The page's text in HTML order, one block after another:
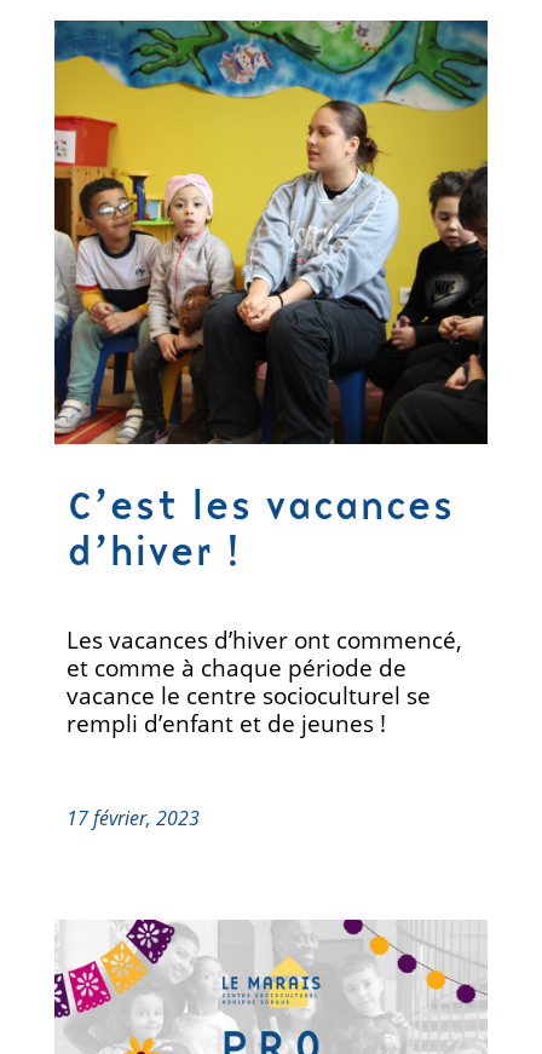
C’est les vacances
d’hiver !
Les vacances d’hiver ont commencé,
et comme à chaque période de
vacance le centre socioculturel se
rempli d’enfant et de jeunes !
17 février, 2023